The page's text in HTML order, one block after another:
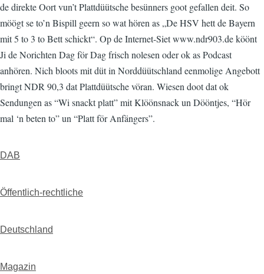
de direkte Oort vun’t Plattdüütsche besünners goot gefallen deit. So
möögt se to’n Bispill geern so wat hören as „De HSV hett de Bayern
mit 5 to 3 to Bett schickt“. Op de Internet-Siet www.ndr903.de köönt
Ji de Norichten Dag för Dag frisch nolesen oder ok as Podcast
anhören. Nich bloots mit düt in Norddüütschland eenmolige Angebott
bringt NDR 90,3 dat Plattdüütsche vöran. Wiesen doot dat ok
Sendungen as “Wi snackt platt” mit Klöönsnack un Dööntjes, “Hör
mal ‘n beten to” un “Platt för Anfängers”.
DAB
Öffentlich-rechtliche
Deutschland
Magazin